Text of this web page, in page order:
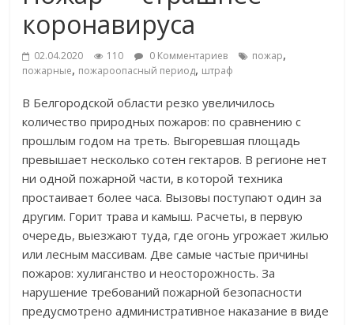
коронавируса
02.04.2020 110 0 Комментариев пожар,
пожарные, пожароопасный период, штраф
В Белгородской области резко увеличилось
количество природных пожаров: по сравнению с
прошлым годом на треть. Выгоревшая площадь
превышает несколько сотен гектаров. В регионе нет
ни одной пожарной части, в которой техника
простаивает более часа. Вызовы поступают один за
другим. Горит трава и камыш. Расчеты, в первую
очередь, выезжают туда, где огонь угрожает жилью
или лесным массивам. Две самые частые причины
пожаров: хулиганство и неосторожность. За
нарушение требований пожарной безопасности
предусмотрено административное наказание в виде